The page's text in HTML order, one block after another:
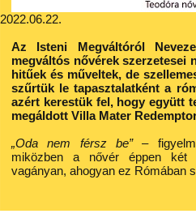
2022.06.22.
Az Isteni Megváltóról
megváltós nővérek szerzetesei
hitűek és műveltek, de
szűrtük le tapasztalatként a
azért kerestük fel, hogy együtt
megáldott Villa Mater
„Oda nem férsz be”–
miközben a nővér éppen két
vagányan, ahogyan ez Rómában